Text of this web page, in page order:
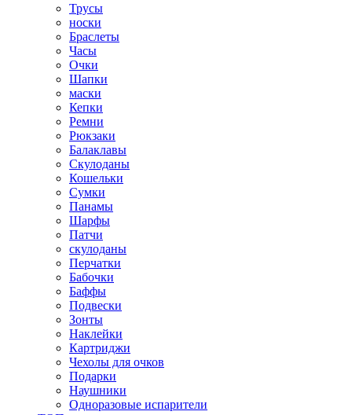
Трусы
носки
Браслеты
Часы
Очки
Шапки
маски
Кепки
Ремни
Рюкзаки
Балаклавы
Скулоданы
Кошельки
Сумки
Панамы
Шарфы
Патчи
скулоданы
Перчатки
Бабочки
Баффы
Подвески
Зонты
Наклейки
Картриджи
Чехолы для очков
Подарки
Наушники
Одноразовые испарители